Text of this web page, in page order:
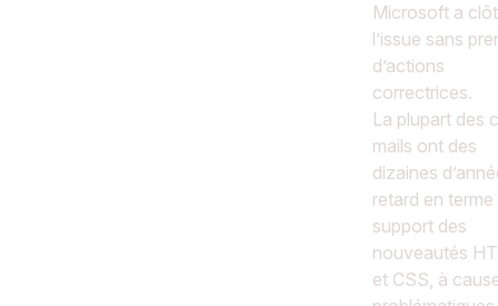
Microsoft a
l’issue sans
d’actions
correctrices.
La plupart des
mails ont des
dizaines
retard en terme
support des
nouveautés
et CSS, à